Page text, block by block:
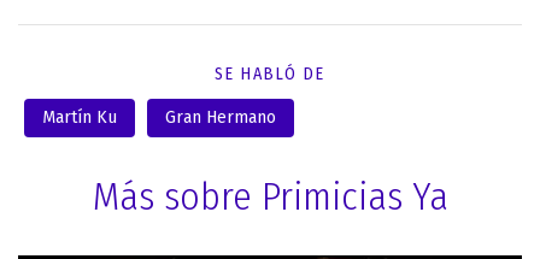
SE HABLÓ DE
Martín Ku Gran Hermano
Más sobre Primicias Ya